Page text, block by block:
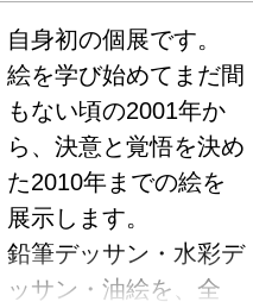
自身初の個展です。
絵を学び始めてまだ間
もない頃の2001年か
ら、決意と覚悟を決め
た2010年までの絵を
展示します。
鉛筆デッサン・水彩デ
ッサン・油絵を、全